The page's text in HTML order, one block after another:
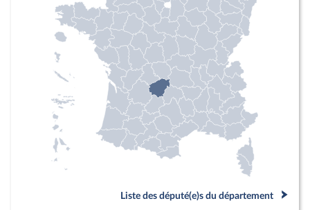
Liste des député(e)s du département